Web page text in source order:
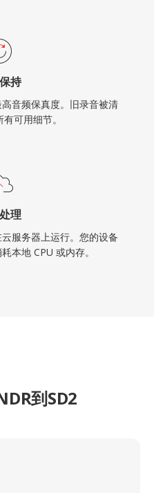
持
音频保真度。旧录音被清
可用细节。
理
服务器上运行。您的设备
地 CPU 或内存。
到SD2